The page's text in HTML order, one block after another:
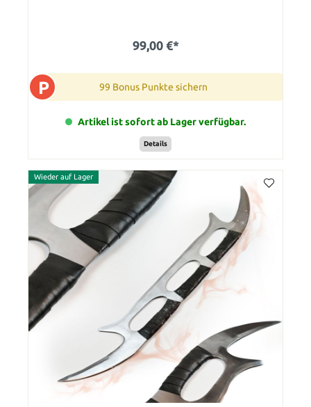
99,00 €*
P 99 Bonus Punkte sichern
Artikel ist sofort ab Lager verfügbar.
Details
Wieder auf Lager